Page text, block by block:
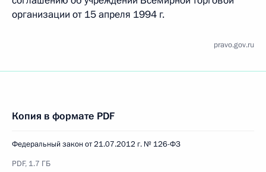
организации от 15 апреля 1994 г.
pravo.gov.ru
Копия в формате PDF
Федеральный закон от 21.07.2012 г. № 126-ФЗ
PDF, 1.7 ГБ